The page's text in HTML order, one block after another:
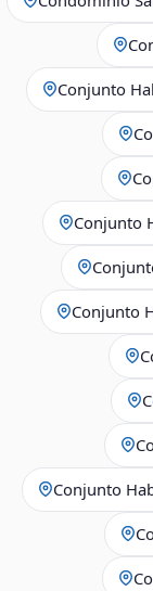
Conjunto
Conjunto
Conjunto
Conjunto